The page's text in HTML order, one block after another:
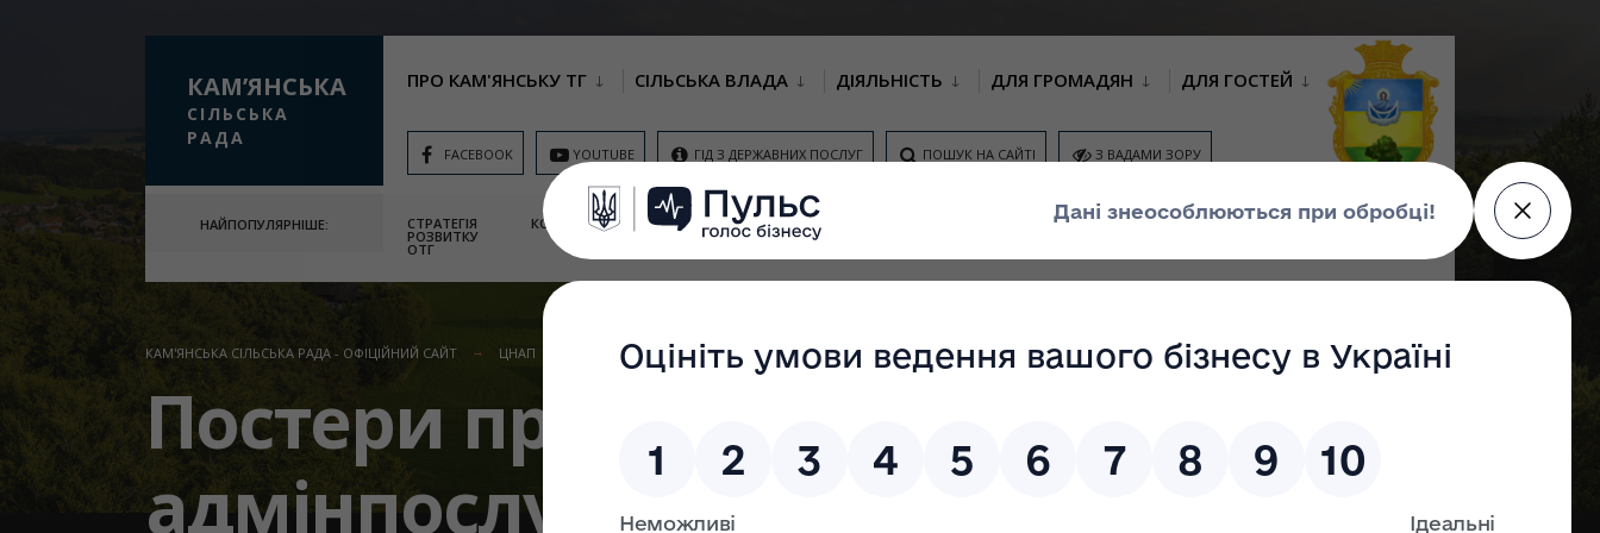
КАМʼЯНСЬКА
СІЛЬСЬКА
РАДА
ПРО КАМ'ЯНСЬКУ ТГ СІЛЬСЬКА ВЛАДА ДІЯЛЬНІСТЬ ДЛЯ ГРОМАДЯН ДЛЯ ГОСТЕЙ
FACEBOOK YOUTUBE ГІД З ДЕРЖАВНИХ ПОСЛУГ ПОШУК НА САЙТІ З ВАДАМИ ЗОРУ
НАЙПОПУЛЯРНІШЕ: СТРАТЕГІЯ
РОЗВИТКУ
ОТГ
КОНТАКТИ ОНЛАЙН ЗАПИС НА НАДАННЯ
АДМІНІСТРАТИВНИХ ПОСЛУГ
МІСЦЕВІ КОНСУЛЬТАЦІЇ З ГРОМАДСЬКИЙ
КАМ'ЯНСЬКА СІЛЬСЬКА РАДА - ОФІЦІЙНИЙ САЙТ ЦНАП ПОСТЕРИ ПРО НАЙПОПУЛЯРНІШІ АДМІНПОСЛУГИ ТА ПРО НОВІ ЦИФРОВІ МОЖЛИВОСТІ.
Постери про найпопулярніші
адмінпослуги та про нові цифрові